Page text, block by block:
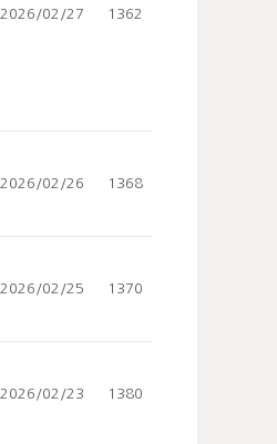
2026/02/27 1362
2026/02/26 1368
2026/02/25 1370
2026/02/23 1380